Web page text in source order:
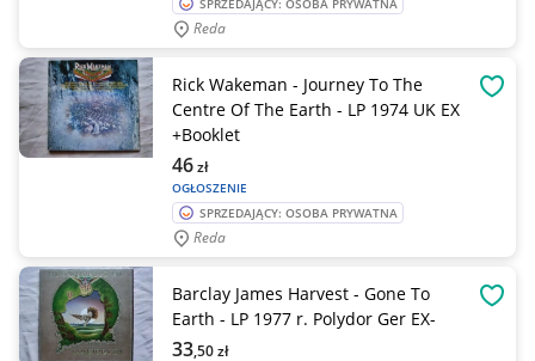
SPRZEDAJĄCY: OSOBA PRYWATNA
Reda
Rick Wakeman - Journey To The
Centre Of The Earth - LP 1974 UK EX
+Booklet
OGŁOSZENIE
46zł
SPRZEDAJĄCY: OSOBA PRYWATNA
Reda
Barclay James Harvest - Gone To
Earth - LP 1977 r. Polydor Ger EX-
33,50zł